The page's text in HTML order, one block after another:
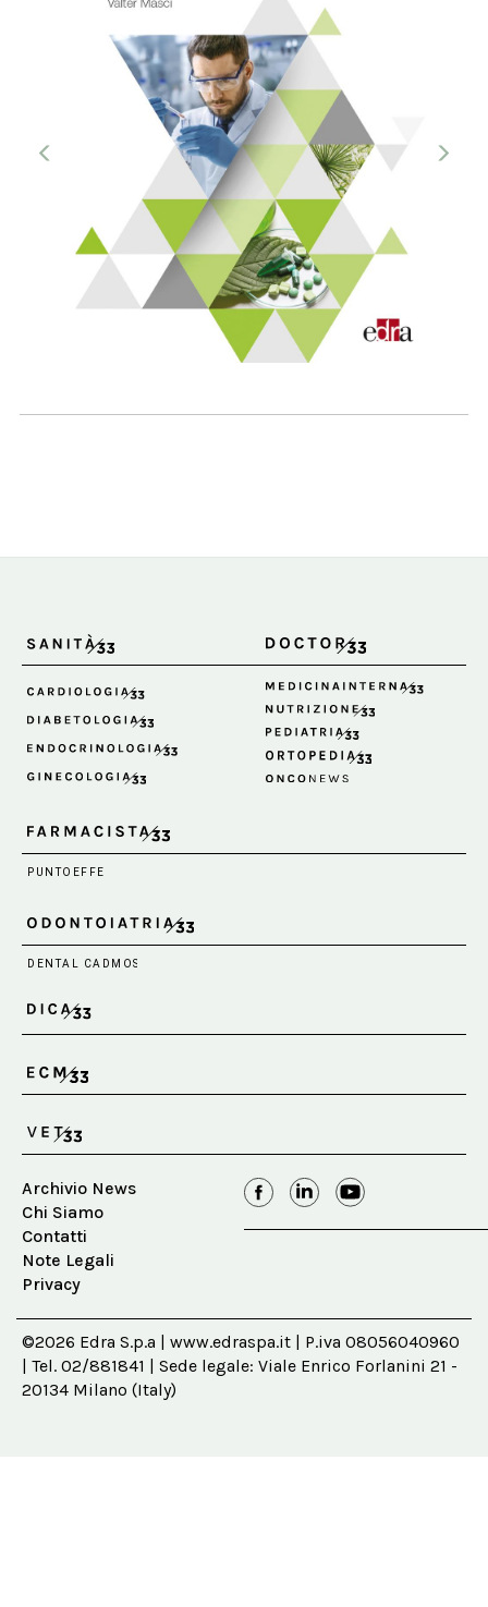
Archivio News
Chi Siamo
Contatti
Note Legali
Privacy
©2026 Edra S.p.a | www.edraspa.it | P.iva 08056040960
| Tel. 02/881841 | Sede legale: Viale Enrico Forlanini 21 -
20134 Milano (Italy)